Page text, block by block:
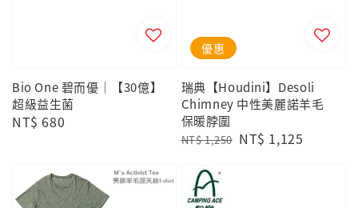
Bio One 碧而優｜【30億】
超級益生菌
Regular
NT$ 680
優惠
瑞典【Houdini】Desoli
Chimney 中性美麗諾羊毛
保暖脖圍
Regular
NT$ 1,250 Sale
NT$ 1,125